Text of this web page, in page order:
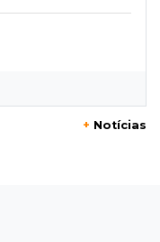
até R$ 8,2 mil;
+ Notícias